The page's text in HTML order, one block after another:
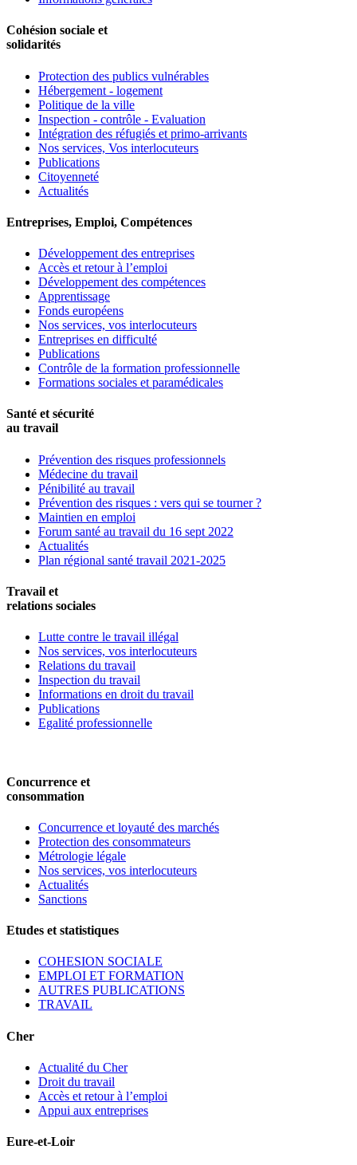
Cohésion sociale et
solidarités
Protection des publics vulnérables
Hébergement - logement
Politique de la ville
Inspection - contrôle - Evaluation
Intégration des réfugiés et primo-arrivants
Nos services, Vos interlocuteurs
Publications
Citoyenneté
Actualités
Entreprises, Emploi, Compétences
Développement des entreprises
Accès et retour à l’emploi
Développement des compétences
Apprentissage
Fonds européens
Nos services, vos interlocuteurs
Entreprises en difficulté
Publications
Contrôle de la formation professionnelle
Formations sociales et paramédicales
Santé et sécurité
au travail
Prévention des risques professionnels
Médecine du travail
Pénibilité au travail
Prévention des risques : vers qui se tourner ?
Maintien en emploi
Forum santé au travail du 16 sept 2022
Actualités
Plan régional santé travail 2021-2025
Travail et
relations sociales
Lutte contre le travail illégal
Nos services, vos interlocuteurs
Relations du travail
Inspection du travail
Informations en droit du travail
Publications
Egalité professionnelle
Concurrence et
consommation
Concurrence et loyauté des marchés
Protection des consommateurs
Métrologie légale
Nos services, vos interlocuteurs
Actualités
Sanctions
Etudes et statistiques
COHESION SOCIALE
EMPLOI ET FORMATION
AUTRES PUBLICATIONS
TRAVAIL
Cher
Actualité du Cher
Droit du travail
Accès et retour à l’emploi
Appui aux entreprises
Eure-et-Loir